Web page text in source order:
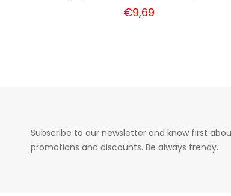
€9,69
Subscribe to our newsletter and know first
promotions and discounts. Be always trendy.